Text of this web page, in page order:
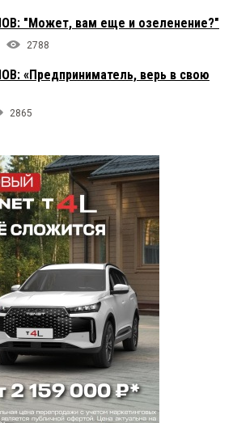
"Может, вам еще и озеленение?"
2788
«Предприниматель, верь в свою
2865